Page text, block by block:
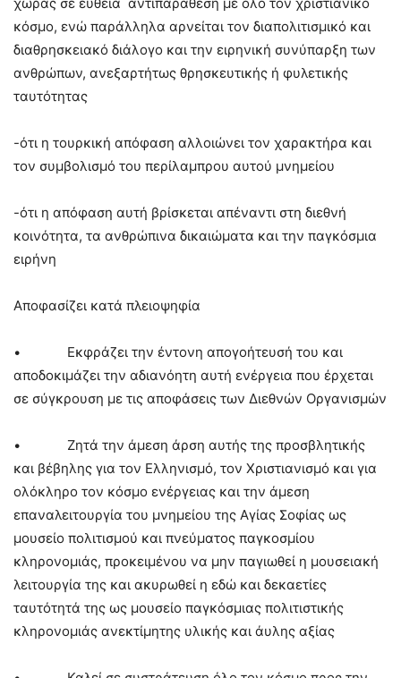
κόσμο, ενώ παράλληλα αρνείται τον διαπολιτισμικό και
διαθρησκειακό διάλογο και την ειρηνική συνύπαρξη των
ανθρώπων, ανεξαρτήτως θρησκευτικής ή φυλετικής
ταυτότητας
-ότι η τουρκική απόφαση αλλοιώνει τον χαρακτήρα και
τον συμβολισμό του περίλαμπρου αυτού μνημείου
-ότι η απόφαση αυτή βρίσκεται απέναντι στη διεθνή
κοινότητα, τα ανθρώπινα δικαιώματα και την παγκόσμια
ειρήνη
Αποφασίζει κατά πλειοψηφία
• Εκφράζει την έντονη απογοήτευσή του και
αποδοκιμάζει την αδιανόητη αυτή ενέργεια που έρχεται
σε σύγκρουση με τις αποφάσεις των Διεθνών Οργανισμών
• Ζητά την άμεση άρση αυτής της προσβλητικής
και βέβηλης για τον Ελληνισμό, τον Χριστιανισμό και για
ολόκληρο τον κόσμο ενέργειας και την άμεση
επαναλειτουργία του μνημείου της Αγίας Σοφίας ως
μουσείο πολιτισμού και πνεύματος παγκοσμίου
κληρονομιάς, προκειμένου να μην παγιωθεί η μουσειακή
λειτουργία της και ακυρωθεί η εδώ και δεκαετίες
ταυτότητά της ως μουσείο παγκόσμιας πολιτιστικής
κληρονομιάς ανεκτίμητης υλικής και άυλης αξίας